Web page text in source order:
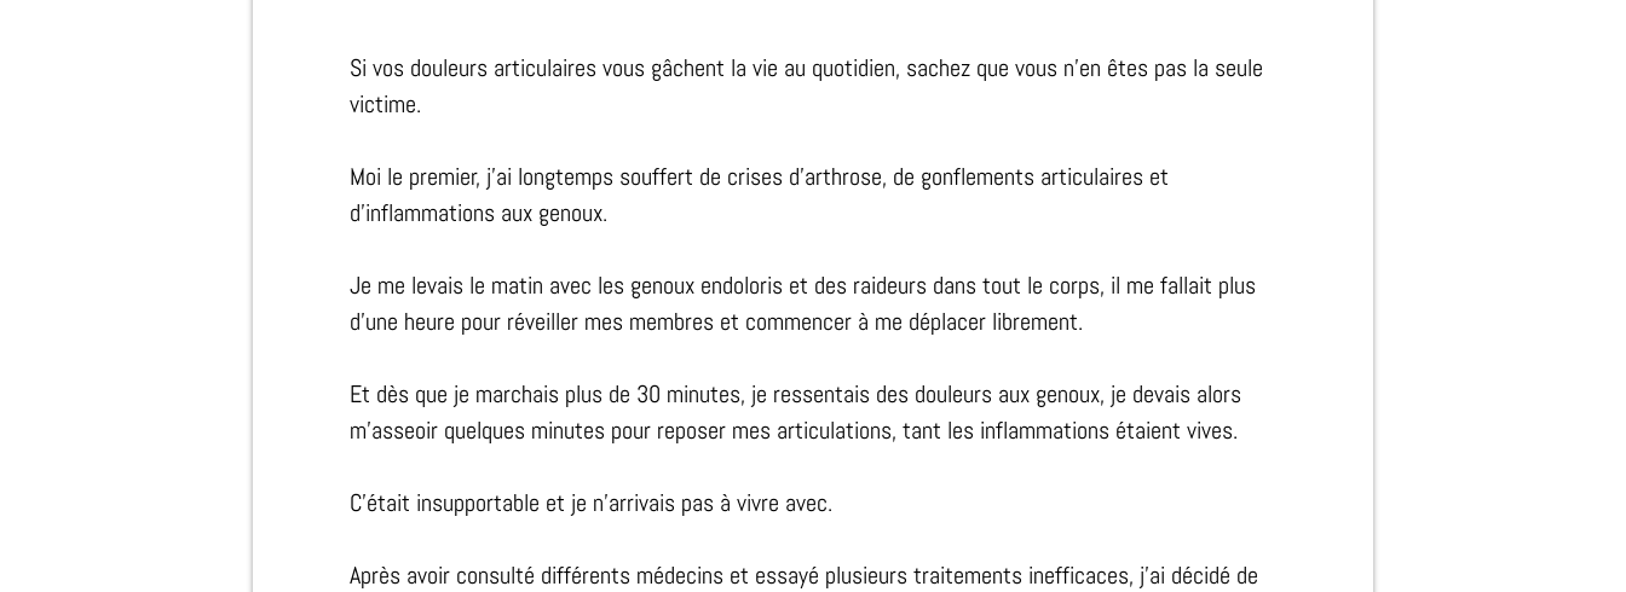
Si vos douleurs articulaires vous gâchent la vie au quotidien, sachez que vous n’en êtes pas la seule
victime.
Moi le premier, j’ai longtemps souffert de crises d’arthrose, de gonflements articulaires et
d’inflammations aux genoux.
Je me levais le matin avec les genoux endoloris et des raideurs dans tout le corps, il me fallait plus
d’une heure pour réveiller mes membres et commencer à me déplacer librement.
Et dès que je marchais plus de 30 minutes, je ressentais des douleurs aux genoux, je devais alors
m’asseoir quelques minutes pour reposer mes articulations, tant les inflammations étaient vives.
C’était insupportable et je n’arrivais pas à vivre avec.
Après avoir consulté différents médecins et essayé plusieurs traitements inefficaces, j’ai décidé de